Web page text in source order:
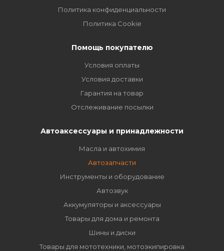
Политика конфиденциальности
Политика Cookie
Помощь покупателю
Условия оплаты
Условия доставки
Гарантия на товар
Отслеживание посылки
Автоаксессуары и принадлежности
Масла и автохимия
Автозапчасти
Инструменты и оборудование
Автозвук
Аккумуляторы и аксессуары
Товары для дома и ремонта
Шины и диски
Товары для мототехники, мотоэкипировка